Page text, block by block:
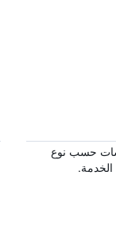
حسب نوع